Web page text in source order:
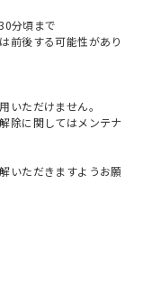
分頃まで
前後する可能性があり
いただけません。
除に関してはメンテナ
いただきますようお願